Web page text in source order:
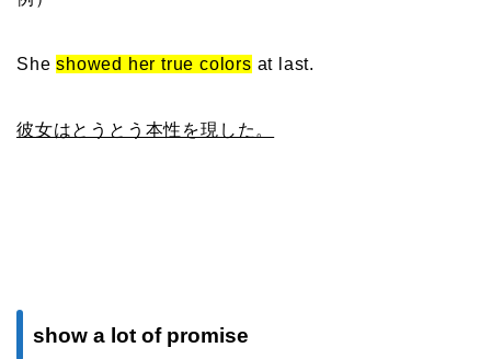
Sheshowed her true colors at last.
彼女はとうとう本性を現した。
show a lot of promise